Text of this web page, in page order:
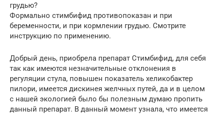
грудью?
Формально стимбифид противопоказан и при
беременности, и при кормлении грудью. Смотрите
инструкцию по применению.
Добрый день, приобрела препарат Стимбифид, для себя
так как имеются незначительные отклонения в
регуляции стула, повышен показатель хеликобактер
пилори, имеется дискинея желчных путей, да и в целом
с нашей экологией было бы полезным думаю пропить
данный препарат. В данный момент узнала, что имеется